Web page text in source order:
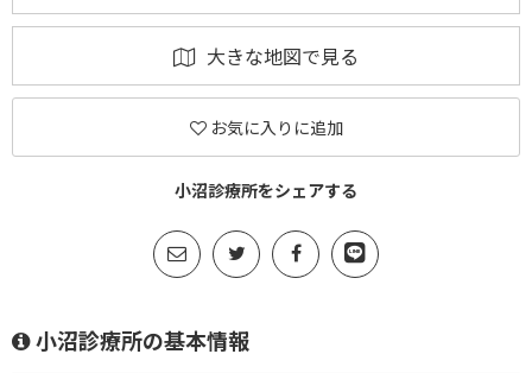
大きな地図で見る
お気に入りに追加
小沼診療所をシェアする
小沼診療所の基本情報